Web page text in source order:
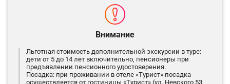
Внимание
Льготная стоимость дополнительной экскурсии в туре:
дети от 5 до 14 лет включительно, пенсионеры при
предъявлении пенсионного удостоверения.
Посадка: при проживании в отеле «Турист» посадка
осуществляется от гостиницы «Турист» (ул. Невского 53,